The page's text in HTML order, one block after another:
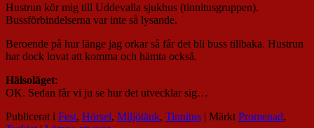
Hustrun kör mig till Uddevalla sjukhus (tinnitusgruppen).
Bussförbindelserna var inte så lysande.
Beroende på hur länge jag orkar så får det bli buss tillbaka. Hustrun
har dock lovat att komma och hämta också.
Hälsoläget:
OK. Sedan får vi ju se hur det utvecklar sig…
Publicerat i Fest, Hörsel, Miljötänk, Tinnitus | Märkt Promenad,